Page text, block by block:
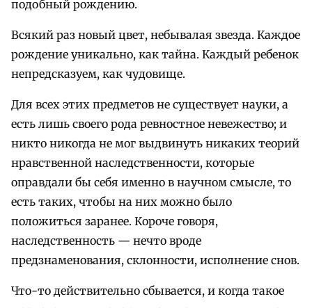
подобный рождению.
Всякий раз новый цвет, небывалая звезда. Каждое
рождение уникально, как тайна. Каждый ребенок
непредсказуем, как чудовище.
Для всех этих предметов не существует науки, а
есть лишь своего рода ревностное невежество; и
никто никогда не мог выдвинуть никаких теорий
нравственной наследственности, которые
оправдали бы себя именно в научном смысле, то
есть таких, чтобы на них можно было
положиться заранее. Короче говоря,
наследственность — нечто вроде
предзнаменования, склонности, исполнение снов.
Что-то действительно сбывается, и когда такое